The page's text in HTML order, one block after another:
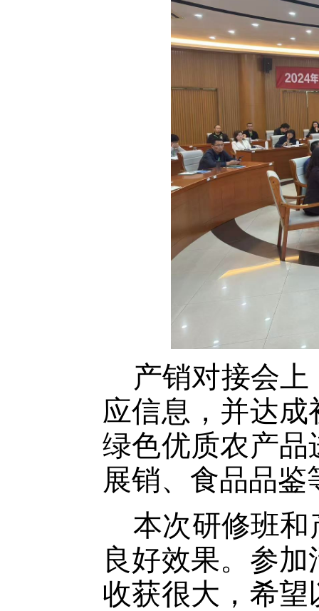
产销对接会
应信息，并达
绿色优质农产
展销、食品品鉴
本次研修班
良好效果。参
收获很大，希